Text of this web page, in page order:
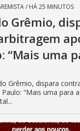
/ HÁ 25 MINUTOS
Grêmio,
“Mais uma
Grêmio, dispara
“Mais uma para